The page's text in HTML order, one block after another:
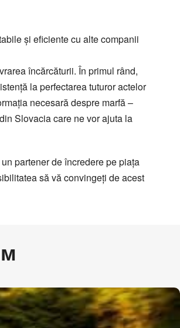
şi eficiente cu alte companii
încărcăturii. În primul rând,
la perfectarea tuturor actelor
necesară despre marfă –
Slovacia care ne vor ajuta la
partener de încredere pe piaţa
să vă convingeţi de acest